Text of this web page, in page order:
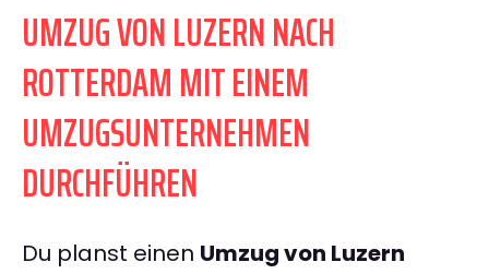
UMZUG VON LUZERN NACH
ROTTERDAM MIT EINEM
UMZUGSUNTERNEHMEN
DURCHFÜHREN
Du planst einen Umzug von Luzern